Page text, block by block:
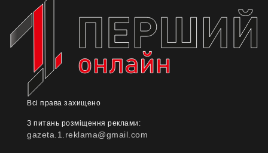
Всі права захищено
З питань розміщення реклами:
gazeta.1.reklama@gmail.com